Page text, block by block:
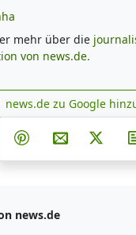
mehr über die
von news.de.
news.de
news.de zu Google
Teilen aufTeilen auf
Teilen aufPer E-Mail
Post
news.de